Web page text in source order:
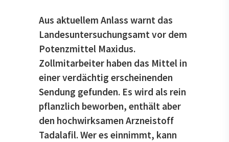
Aus aktuellem Anlass warnt das
Landesuntersuchungsamt vor dem
Potenzmittel Maxidus.
Zollmitarbeiter haben das Mittel in
einer verdächtig erscheinenden
Sendung gefunden. Es wird als rein
pflanzlich beworben, enthält aber
den hochwirksamen Arzneistoff
Tadalafil. Wer es einnimmt, kann